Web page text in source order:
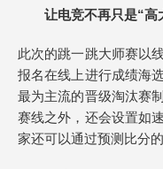
让电竞不再只是“高
此次的跳一跳大师赛以
报名在线上进行成绩海
最为主流的晋级淘汰赛
赛线之外，还会设置如
家还可以通过预测比分